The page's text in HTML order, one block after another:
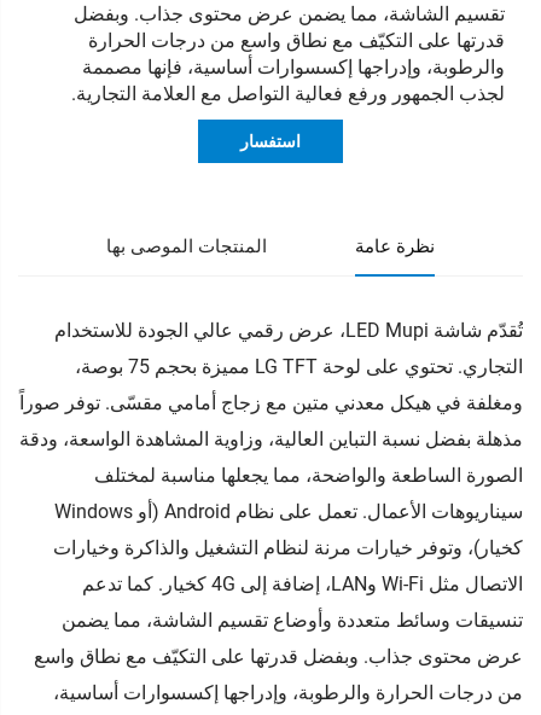
تقسيم الشاشة، مما يضمن عرض محتوى جذاب. وبفضل
قدرتها على التكيّف مع نطاق واسع من درجات الحرارة
والرطوبة، وإدراجها إكسسوارات أساسية، فإنها مصممة
لجذب الجمهور ورفع فعالية التواصل مع العلامة التجارية.
استفسار
نظرة عامة المنتجات الموصى بها
تُقدّم شاشة LED Mupi، عرض رقمي عالي الجودة للاستخدام
التجاري. تحتوي على لوحة LG TFT مميزة بحجم 75 بوصة،
ومغلفة في هيكل معدني متين مع زجاج أمامي مقسّى. توفر صوراً
مذهلة بفضل نسبة التباين العالية، وزاوية المشاهدة الواسعة، ودقة
الصورة الساطعة والواضحة، مما يجعلها مناسبة لمختلف
سيناريوهات الأعمال. تعمل على نظام Android (أو Windows
كخيار)، وتوفر خيارات مرنة لنظام التشغيل والذاكرة وخيارات
الاتصال مثل Wi-Fi وLAN، إضافة إلى 4G كخيار. كما تدعم
تنسيقات وسائط متعددة وأوضاع تقسيم الشاشة، مما يضمن
عرض محتوى جذاب. وبفضل قدرتها على التكيّف مع نطاق واسع
من درجات الحرارة والرطوبة، وإدراجها إكسسوارات أساسية،